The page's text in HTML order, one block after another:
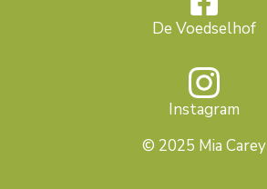
De Voedselhof
Instagram
© 2025 Mia Carey